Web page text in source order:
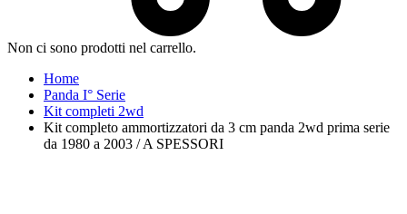
Non ci sono prodotti nel carrello.
Home
Panda I° Serie
Kit completi 2wd
Kit completo ammortizzatori da 3 cm panda 2wd prima serie
da 1980 a 2003 / A SPESSORI